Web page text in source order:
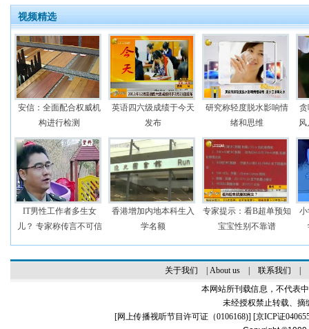
视频精选
安信：全面配合权威机
构进行检测
英语四六级成绩于今天
发布
研究称轻度脱水影响情
绪和思维
风
IT男性工作者多生女
儿？ 专家称传言不可信
香港增加内地本科生入
学名额
专家提示：看B超单预知
宝宝性别不靠谱
关于我们 About us| 联系我们
本网站所刊载信息，不代表
未经授权禁止转载、摘
[网上传播视听节目许可证（0106168)] [京ICP证